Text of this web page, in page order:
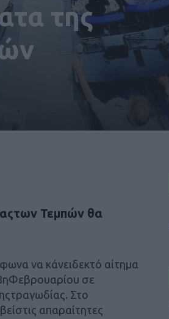
της
Τεμπών θα
να κάνειδεκτό αίτημα
σε
Στο
απαραίτητες